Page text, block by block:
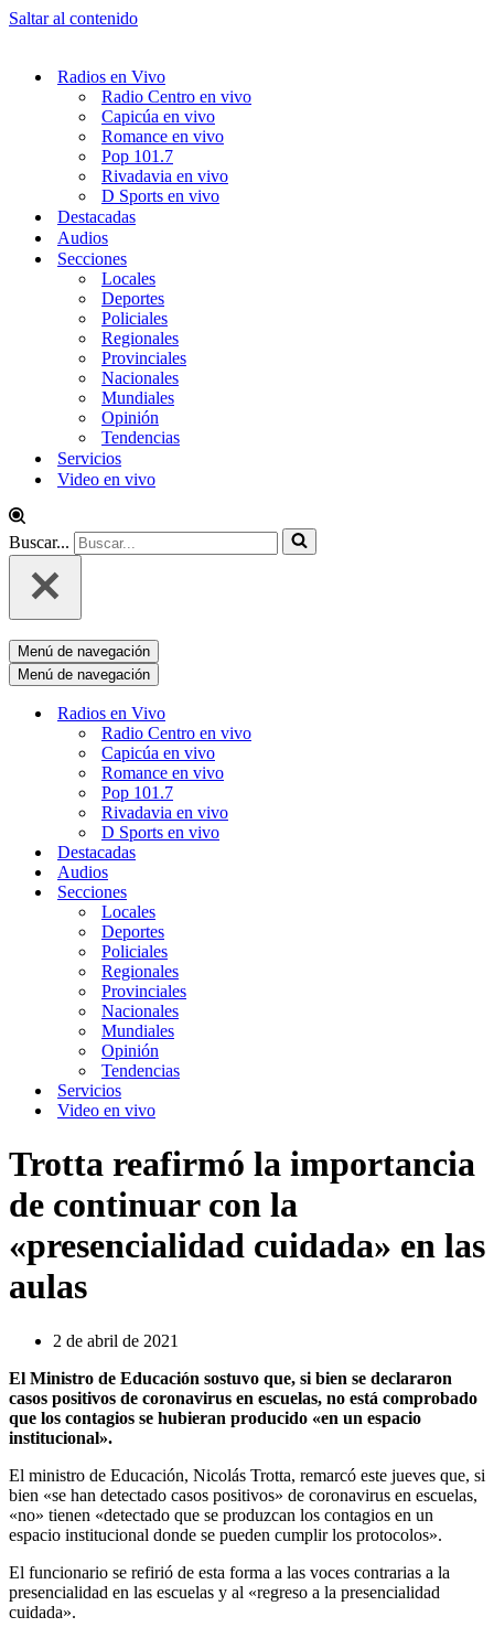
Saltar al contenido
Radios en Vivo
Radio Centro en vivo
Capicúa en vivo
Romance en vivo
Pop 101.7
Rivadavia en vivo
D Sports en vivo
Destacadas
Audios
Secciones
Locales
Deportes
Policiales
Regionales
Provinciales
Nacionales
Mundiales
Opinión
Tendencias
Servicios
Video en vivo
Buscar...
Menú de navegación
Menú de navegación
Radios en Vivo
Radio Centro en vivo
Capicúa en vivo
Romance en vivo
Pop 101.7
Rivadavia en vivo
D Sports en vivo
Destacadas
Audios
Secciones
Locales
Deportes
Policiales
Regionales
Provinciales
Nacionales
Mundiales
Opinión
Tendencias
Servicios
Video en vivo
Trotta reafirmó la importancia
de continuar con la
«presencialidad cuidada» en las
aulas
2 de abril de 2021
El Ministro de Educación sostuvo que, si bien se declararon
casos positivos de coronavirus en escuelas, no está comprobado
que los contagios se hubieran producido «en un espacio
institucional».
El ministro de Educación, Nicolás Trotta, remarcó este jueves que, si
bien «se han detectado casos positivos» de coronavirus en escuelas,
«no» tienen «detectado que se produzcan los contagios en un
espacio institucional donde se pueden cumplir los protocolos».
El funcionario se refirió de esta forma a las voces contrarias a la
presencialidad en las escuelas y al «regreso a la presencialidad
cuidada».